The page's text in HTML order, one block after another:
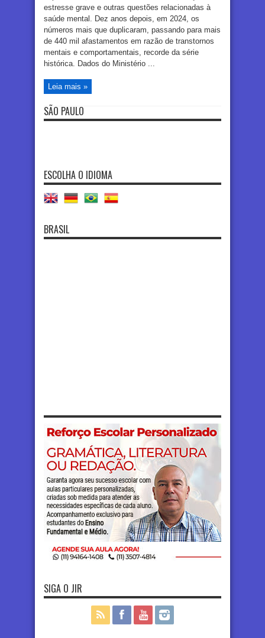
estresse grave e outras questões relacionadas à
saúde mental. Dez anos depois, em 2024, os
números mais que duplicaram, passando para mais
de 440 mil afastamentos em razão de transtornos
mentais e comportamentais, recorde da série
histórica. Dados do Ministério ...
Leia mais »
SÃO PAULO
ESCOLHA O IDIOMA
BRASIL
SIGA O JIR